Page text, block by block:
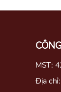
MST:
Địa